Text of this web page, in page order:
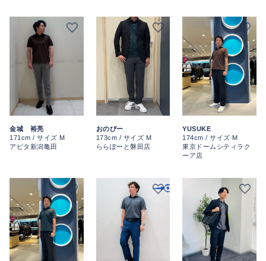
金城 裕亮
171cm / サイズ M
アピタ新潟亀田
おのぴー
173cm / サイズ M
ららぽーと磐田店
YUSUKE
174cm / サイズ M
東京ドームシティラク
ーア店